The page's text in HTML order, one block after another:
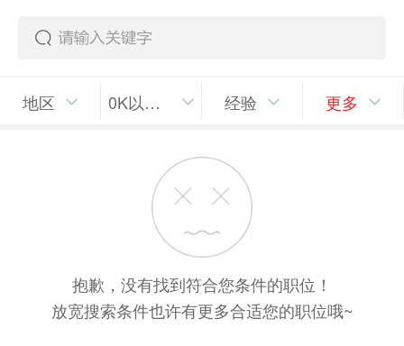
地区 0K以上/月 经验 更多
抱歉，没有找到符合您条件的职位！
放宽搜索条件也许有更多合适您的职位哦~